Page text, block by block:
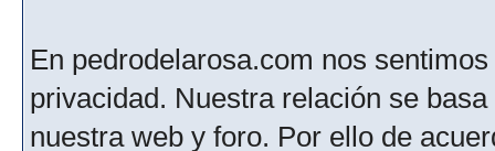
En pedrodelarosa.com nos
privacidad. Nuestra relación se
nuestra web y foro. Por ello de